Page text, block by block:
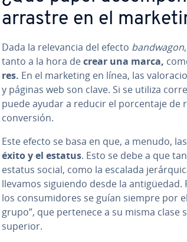
arrastre en el
Dada la re­le­va­n­cia del efecto bandwagon
tanto a la hora decrear una marca,
res. En el marketing en línea, las
y páginas web son clave. Si se utiliza
puede ayudar a reducir el po­r­ce­n­ta­je de
co­n­ve­r­sión.
Este efecto se basa en que, a menudo,
éxito y el estatus. Esto se debe a que
estatus social, como la escalada
llevamos siguiendo desde la
los co­n­su­mi­do­res se guían siempre por
grupo”, que pertenece a su misma clase
superior.